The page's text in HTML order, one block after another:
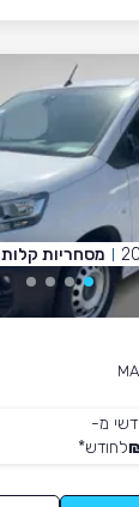
מ-
לחודש*
מסחריות קלות